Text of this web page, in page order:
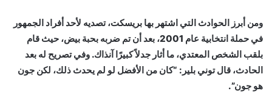
ومن أبرز الحوادث التي اشتهر بها بريسكت، تصديه لأحد أفراد الجمهور
في حملة انتخابية عام 2001، بعد أن تم ضربه بحبة بيض، حيث قام
بلقب الشخص المعتدي، ما أثار جدلاً كبيرًا آنذاك. وفي تصريح له بعد
الحادث، قال توني بلير: “كان من الأفضل لو لم يحدث ذلك، لكن جون
هو جون”.